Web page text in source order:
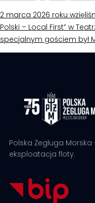
2 marca 2026 roku
Polski – Local First” w
specjalnym gościem był
Polska Żegluga
eksploatacja floty.